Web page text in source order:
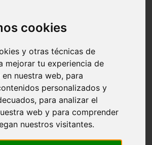
cookies
y otras técnicas de
mejorar tu experiencia de
nuestra web, para
personalizados y
para analizar el
web y para comprender
nuestros visitantes.
de-sos
de-iguña
de-lillet